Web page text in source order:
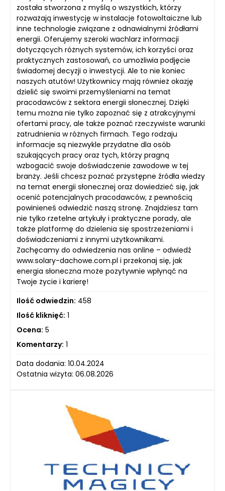
została stworzona z myślą o wszystkich, którzy
rozważają inwestycję w instalacje fotowoltaiczne lub
inne technologie związane z odnawialnymi źródłami
energii. Oferujemy szeroki wachlarz informacji
dotyczących różnych systemów, ich korzyści oraz
praktycznych zastosowań, co umożliwia podjęcie
świadomej decyzji o inwestycji. Ale to nie koniec
naszych atutów! Użytkownicy mają również okazję
dzielić się swoimi przemyśleniami na temat
pracodawców z sektora energii słonecznej. Dzięki
temu można nie tylko zapoznać się z atrakcyjnymi
ofertami pracy, ale także poznać rzeczywiste warunki
zatrudnienia w różnych firmach. Tego rodzaju
informacje są niezwykle przydatne dla osób
szukających pracy oraz tych, którzy pragną
wzbogacić swoje doświadczenie zawodowe w tej
branży. Jeśli chcesz poznać przystępne źródła wiedzy
na temat energii słonecznej oraz dowiedzieć się, jak
ocenić potencjalnych pracodawców, z pewnością
powinieneś odwiedzić naszą stronę. Znajdziesz tam
nie tylko rzetelne artykuły i praktyczne porady, ale
także platformę do dzielenia się spostrzeżeniami i
doświadczeniami z innymi użytkownikami.
Zachęcamy do odwiedzenia nas online – odwiedź
www.solary-dachowe.com.pl i przekonaj się, jak
energia słoneczna może pozytywnie wpłynąć na
Twoje życie i karierę!
Ilość odwiedzin: 458
Ilość kliknięć: 1
Ocena: 5
Komentarzy: 1
Data dodania: 10.04.2024
Ostatnia wizyta: 06.08.2026